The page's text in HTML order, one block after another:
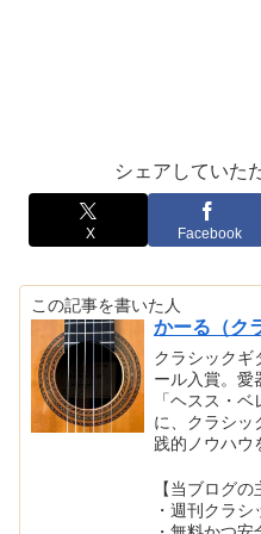
シェアしていた
X Facebook
この記事を書いた人
かーる（ク
クラシックギ
ール入賞。愛
「ヘスス・
に、クラシッ
践的ノウハウ
【当ブログの
・週刊クラ